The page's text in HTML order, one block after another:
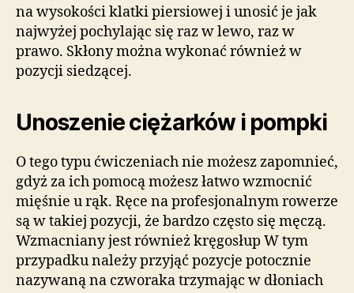
na wysokości klatki piersiowej i unosić je jak
najwyżej pochylając się raz w lewo, raz w
prawo. Skłony można wykonać również w
pozycji siedzącej.
Unoszenie ciężarków i pompki
O tego typu ćwiczeniach nie możesz zapomnieć,
gdyż za ich pomocą możesz łatwo wzmocnić
mięśnie u rąk. Ręce na profesjonalnym rowerze
są w takiej pozycji, że bardzo często się męczą.
Wzmacniany jest również kręgosłup W tym
przypadku należy przyjąć pozycje potocznie
nazywaną na czworaka trzymając w dłoniach